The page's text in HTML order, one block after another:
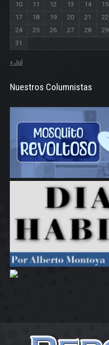
10
11 12 13 14 15
17
18 19 20 21 22
24
25 26 27 28 29
31
« Jul
Nuestros Columnistas